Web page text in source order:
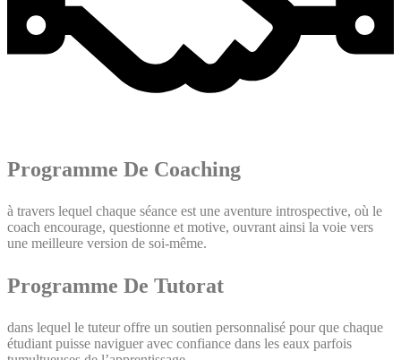
Programme De Coaching
à travers lequel chaque séance est une aventure introspective, où le
coach encourage, questionne et motive, ouvrant ainsi la voie vers
une meilleure version de soi-même.
Programme De Tutorat
dans lequel le tuteur offre un soutien personnalisé pour que chaque
étudiant puisse naviguer avec confiance dans les eaux parfois